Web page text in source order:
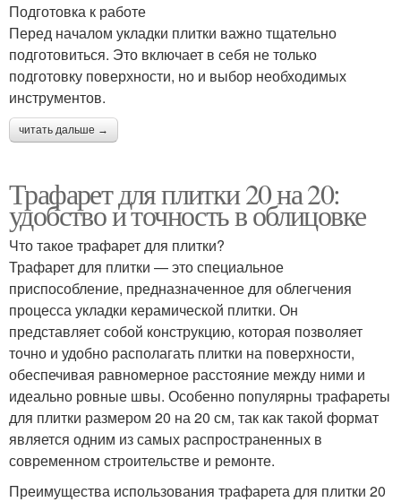
Подготовка к работе
Перед началом укладки плитки важно тщательно
подготовиться. Это включает в себя не только
подготовку поверхности, но и выбор необходимых
инструментов.
читать дальше →
Трафарет для плитки 20 на 20:
удобство и точность в облицовке
Что такое трафарет для плитки?
Трафарет для плитки — это специальное
приспособление, предназначенное для облегчения
процесса укладки керамической плитки. Он
представляет собой конструкцию, которая позволяет
точно и удобно располагать плитки на поверхности,
обеспечивая равномерное расстояние между ними и
идеально ровные швы. Особенно популярны трафареты
для плитки размером 20 на 20 см, так как такой формат
является одним из самых распространенных в
современном строительстве и ремонте.
Преимущества использования трафарета для плитки 20